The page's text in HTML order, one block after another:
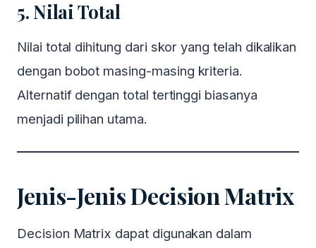
5. Nilai Total
Nilai total dihitung dari skor yang telah dikalikan
dengan bobot masing-masing kriteria.
Alternatif dengan total tertinggi biasanya
menjadi pilihan utama.
Jenis-Jenis Decision Matrix
Decision Matrix dapat digunakan dalam